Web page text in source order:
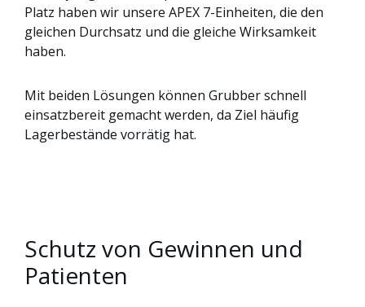
Platz haben wir unsere APEX 7-Einheiten, die den
gleichen Durchsatz und die gleiche Wirksamkeit
haben.
Mit beiden Lösungen können Grubber schnell
einsatzbereit gemacht werden, da Ziel häufig
Lagerbestände vorrätig hat.
Schutz von Gewinnen und
Patienten